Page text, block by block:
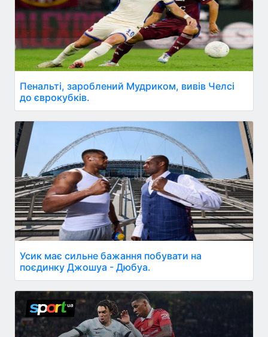
Пенальті, зароблений Мудриком, вивів Челсі
до єврокубків.
Усик має сильне бажання побувати на
поєдинку Джошуа - Дюбуа.